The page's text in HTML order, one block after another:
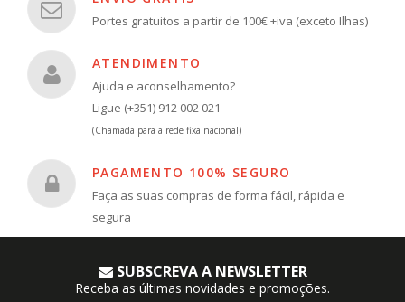
Portes gratuitos a partir de 100€ +iva (exceto Ilhas)
ATENDIMENTO
Ajuda e aconselhamento?
Ligue (+351) 912 002 021
(Chamada para a rede fixa nacional)
PAGAMENTO 100% SEGURO
Faça as suas compras de forma fácil, rápida e
segura
SUBSCREVA A NEWSLETTER
Receba as últimas novidades e promoções.